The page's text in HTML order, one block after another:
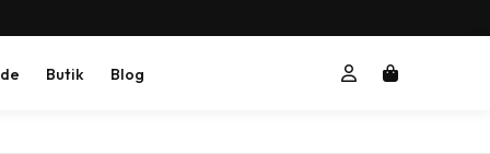
Butik Blog